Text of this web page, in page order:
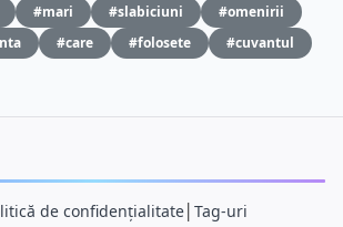
#mari #slabiciuni
#omenirii
#care #folosete
#cuvantul
de confidențialitate│ Tag-uri